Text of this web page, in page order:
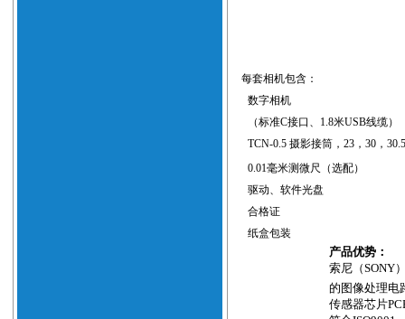
每套相机包含：
数字相机
（标准C接口、 1.8米USB线缆）
TCN-0.5摄影接筒，23 ，30 ，
0.01毫米测微尺（选配）
驱动、软件光盘
合格证
纸盒包装
产品优势：
索尼（SONY
的图像处理电
传感器芯片